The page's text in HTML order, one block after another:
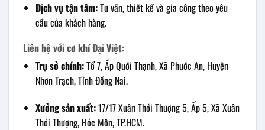
Dịch vụ tận tâm:Tư vấn, thiết kế và gia công theo yêu
cầu của khách hàng.
Liên hệ với cơ khí Đại Việt:
Trụ sở chính:Tổ 7, Ấp Quới Thạnh, Xã Phước An, Huyện
Nhơn Trạch, Tỉnh Đồng Nai.
Xưởng sản xuất:17/17 Xuân Thới Thượng 5, Ấp 5, Xã Xuân
Thới Thượng, Hóc Môn, TP.HCM.